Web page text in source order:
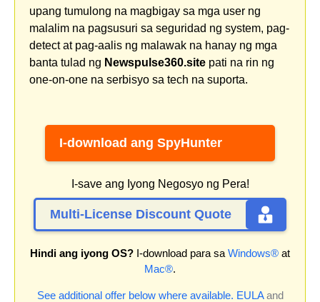
upang tumulong na magbigay sa mga user ng
malalim na pagsusuri sa seguridad ng system, pag-
detect at pag-aalis ng malawak na hanay ng mga
banta tulad ng Newspulse360.site pati na rin ng
one-on-one na serbisyo sa tech na suporta.
I-download ang SpyHunter
I-save ang Iyong Negosyo ng Pera!
Multi-License Discount Quote
Hindi ang iyong OS? I-download para sa Windows® at
Mac®.
See additional offer below where available. EULAand